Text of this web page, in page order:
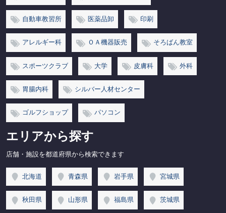
自動車教習所 医薬品卸 印刷
アレルギー科 ＯＡ機器販売 そろばん教室
スポーツクラブ 大学 皮膚科 外科
胃腸内科 シルバー人材センター
ゴルフショップ パソコン
エリアから探す
店舗・施設を都道府県から検索できます
北海道 青森県 岩手県 宮城県
秋田県 山形県 福島県 茨城県